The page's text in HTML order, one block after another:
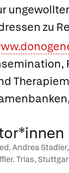
zu
Andrea
Trias,